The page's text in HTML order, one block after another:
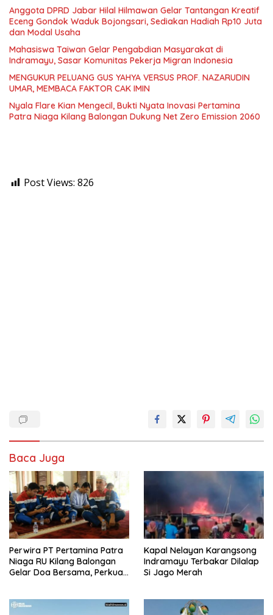
Anggota DPRD Jabar Hilal Hilmawan Gelar Tantangan Kreatif
Eceng Gondok Waduk Bojongsari, Sediakan Hadiah Rp10 Juta
dan Modal Usaha
Mahasiswa Taiwan Gelar Pengabdian Masyarakat di
Indramayu, Sasar Komunitas Pekerja Migran Indonesia
MENGUKUR PELUANG GUS YAHYA VERSUS PROF. NAZARUDIN
UMAR, MEMBACA FAKTOR CAK IMIN
Nyala Flare Kian Mengecil, Bukti Nyata Inovasi Pertamina
Patra Niaga Kilang Balongan Dukung Net Zero Emission 2060
Post Views: 826
Baca Juga
Perwira PT Pertamina Patra
Niaga RU Kilang Balongan
Gelar Doa Bersama, Perkuat
Kapal Nelayan Karangsong
Indramayu Terbakar Dilalap
Si Jago Merah